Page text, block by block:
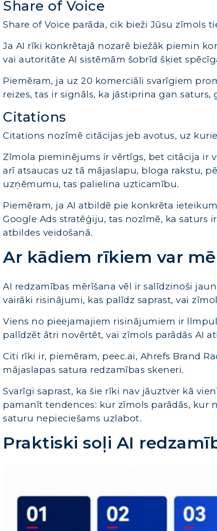
Share of Voice
Share of Voice parāda, cik bieži Jūsu
Ja AI rīki konkrētajā nozarē biežāk piemin
vai autoritāte AI sistēmām šobrīd šķiet
Piemēram, ja uz 20 komerciāli svarīgiem
reizes, tas ir signāls, ka jāstiprina gan saturs,
Citations
Citations nozīmē citācijas jeb avotus, uz
Zīmola pieminējums ir vērtīgs, bet citācija ir
arī atsaucas uz tā mājaslapu, bloga rakstu,
uzņēmumu, tas palielina uzticamību.
Piemēram, ja AI atbildē pie konkrēta
Google Ads stratēģiju, tas nozīmē, ka
atbildes veidošanā.
Ar kādiem rīkiem var
AI redzamības mērīšana vēl ir salīdzinoši
vairāki risinājumi, kas palīdz saprast, vai
Viens no pieejamajiem risinājumiem ir
palīdzēt ātri novērtēt, vai zīmols parādās AI
Citi rīki ir, piemēram, peec.ai, Ahrefs Brand
mājaslapas satura redzamības skeneri.
Svarīgi saprast, ka šie rīki nav jāuztver kā
pamanīt tendences: kur zīmols parādās,
saturu nepieciešams uzlabot.
Praktiski soļi AI